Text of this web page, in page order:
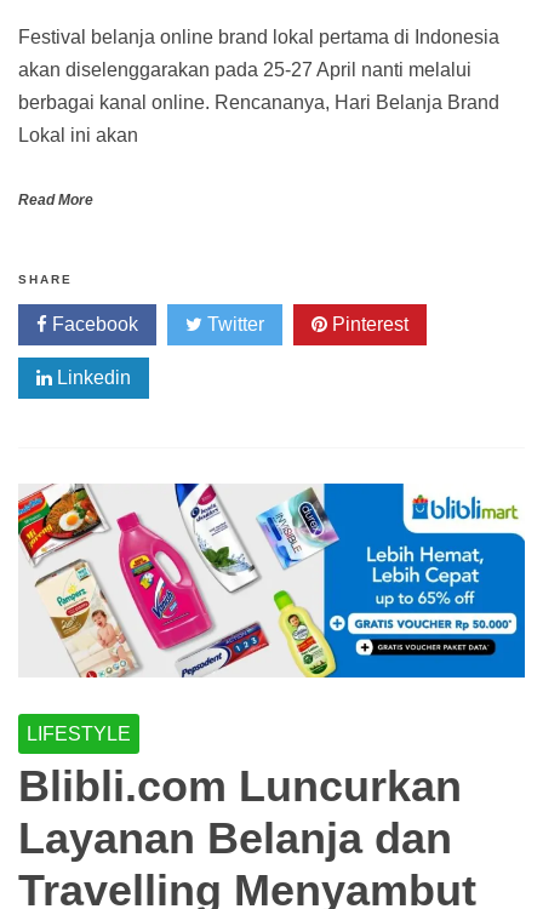
Festival belanja online brand lokal pertama di Indonesia
akan diselenggarakan pada 25-27 April nanti melalui
berbagai kanal online. Rencananya, Hari Belanja Brand
Lokal ini akan
Read More
SHARE
Facebook Twitter Pinterest
Linkedin
LIFESTYLE
Blibli.com Luncurkan
Layanan Belanja dan
Travelling Menyambut